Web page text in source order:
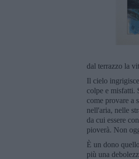
dal terrazzo la
Il cielo
colpe e misfatti.
come provare a
nell'aria, nelle
da cui essere
pioverà. Non
È un dono
più una